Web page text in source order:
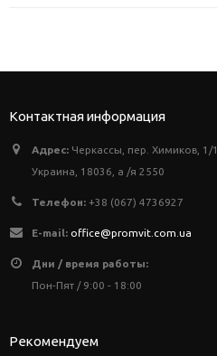
Контактная информация
Адрес: Черкассы, пер. Химиков, 1/1
Украина, 18036, а /я 2550
Телефон: +38 (067) 4736927
E-mail: office@promvit.com.ua
Дни / время работы:
Пон-Пят / 9:00 - 18:00
Рекомендуем